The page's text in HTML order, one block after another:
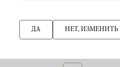
НАЗАД
ДА НЕТ, ИЗМЕНИТЬ